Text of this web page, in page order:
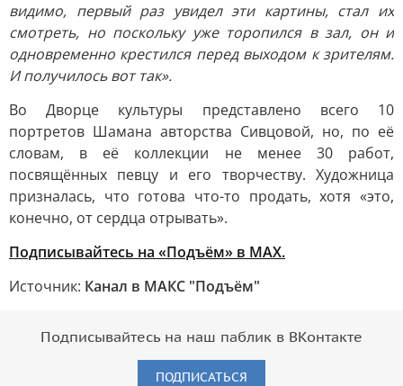
видимо, первый раз увидел эти картины, стал их
смотреть, но поскольку уже торопился в зал, он и
одновременно крестился перед выходом к зрителям.
И получилось вот так».
Во Дворце культуры представлено всего 10
портретов Шамана авторства Сивцовой, но, по её
словам, в её коллекции не менее 30 работ,
посвящённых певцу и его творчеству. Художница
призналась, что готова что-то продать, хотя «это,
конечно, от сердца отрывать».
Подписывайтесь на «Подъём» в MAX.
Источник: Канал в МАКС "Подъём"
Подписывайтесь на наш паблик в ВКонтакте
ПОДПИСАТЬСЯ